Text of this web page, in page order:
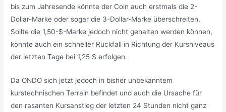
bis zum Jahresende könnte der Coin auch erstmals die 2-
Dollar-Marke oder sogar die 3-Dollar-Marke überschreiten.
Sollte die 1,50-$-Marke jedoch nicht gehalten werden können,
könnte auch ein schneller Rückfall in Richtung der Kursniveaus
der letzten Tage bei 1,25 $ erfolgen.
Da ONDO sich jetzt jedoch in bisher unbekanntem
kurstechnischen Terrain befindet und auch die Ursache für
den rasanten Kursanstieg der letzten 24 Stunden nicht ganz